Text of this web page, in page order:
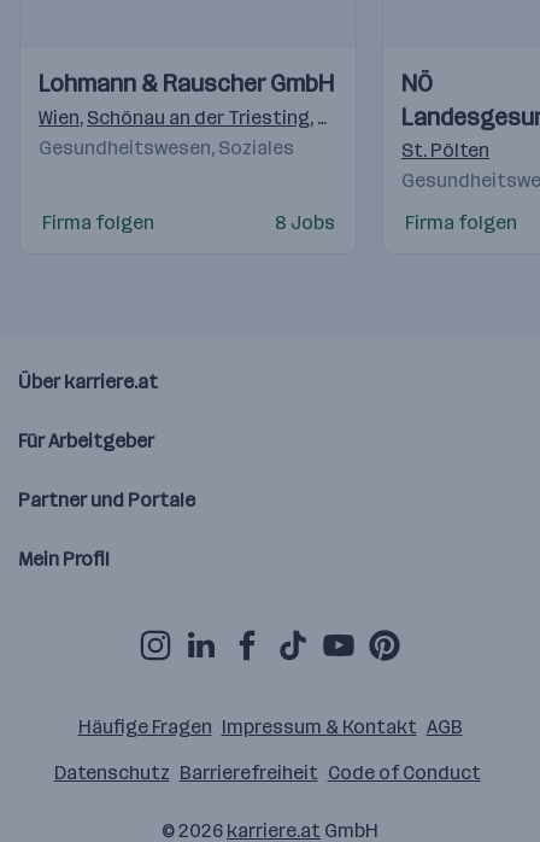
Videos
Einblicke
Einblicke
Lohmann & Rauscher GmbH
Wien, Schönau an der Triesting, Graz
Gesundheitswesen, Soziales
Firma folgen 8 Jobs
Videos
Einblicke
Einblicke
NÖ
St. Pölten
Firma folgen
Über karriere.at
Für Arbeitgeber
Partner und Portale
Mein Profil
Häufige Fragen Impressum & Kontakt AGB
Datenschutz Barrierefreiheit Code of Conduct
© 2026 karriere.at GmbH